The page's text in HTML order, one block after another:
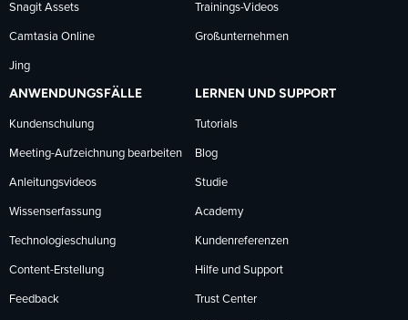
Snagit Assets
Camtasia Online
Jing
Trainings-Videos
Großunternehmen
ANWENDUNGSFÄLLE
Kundenschulung
Meeting-Aufzeichnung bearbeiten
Anleitungsvideos
Wissenserfassung
Technologieschulung
Content-Erstellung
Feedback
LERNEN UND SUPPORT
Tutorials
Blog
Studie
Academy
Kundenreferenzen
Hilfe und Support
Trust Center